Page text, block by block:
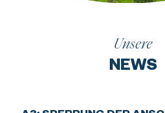
Unsere
NEWS